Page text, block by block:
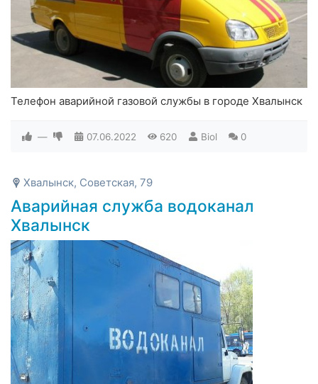
Телефон аварийной газовой службы в городе Хвалынск
— 07.06.2022 620 Biol 0
Хвалынск, Советская, 79
Аварийная служба водоканал
Хвалынск